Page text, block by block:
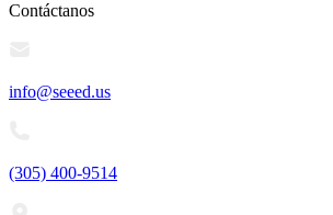
Contáctanos
info@seeed.us
(305) 400-9514